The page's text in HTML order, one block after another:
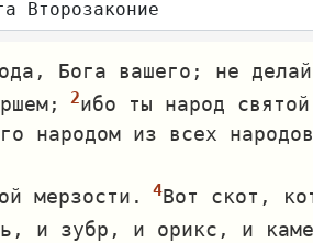
Бога вашего; не
ибо ты народ
народом из всех
мерзости. Вот скот,
и зубр, и орикс, и